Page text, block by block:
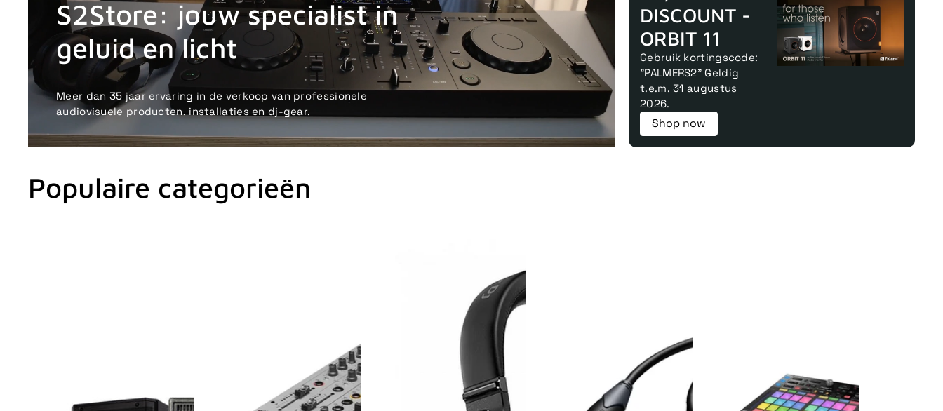
S2Store: jouw specialist in
geluid en licht
Meer dan 35 jaar ervaring in de verkoop van professionele
audiovisuele producten, installaties en dj-gear.
DISCOUNT -
ORBIT 11
Gebruik kortingscode:
"PALMERS2" Geldig
t.e.m. 31 augustus
2026.
Shop now
Populaire categorieën